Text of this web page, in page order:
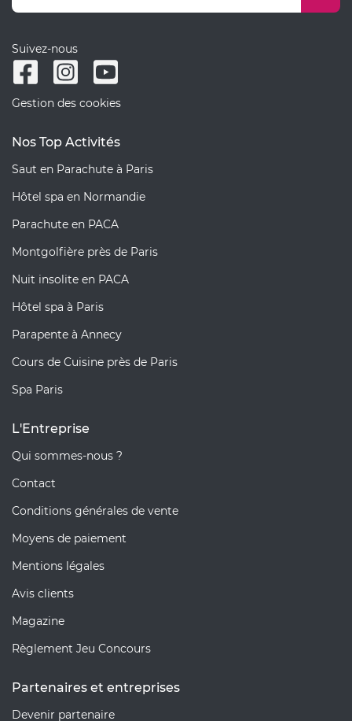
Suivez-nous
Gestion des cookies
Nos Top Activités
Saut en Parachute à Paris
Hôtel spa en Normandie
Parachute en PACA
Montgolfière près de Paris
Nuit insolite en PACA
Hôtel spa à Paris
Parapente à Annecy
Cours de Cuisine près de Paris
Spa Paris
L'Entreprise
Qui sommes-nous ?
Contact
Conditions générales de vente
Moyens de paiement
Mentions légales
Avis clients
Magazine
Règlement Jeu Concours
Partenaires et entreprises
Devenir partenaire